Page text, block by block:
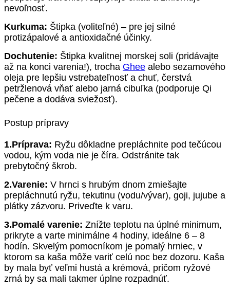
nevoľnosť.
Kurkuma: Štipka (voliteľné) – pre jej silné
protizápalové a antioxidačné účinky.
Dochutenie: Štipka kvalitnej morskej soli (pridávajte
až na konci varenia!), trocha Ghee alebo sezamového
oleja pre lepšiu vstrebateľnosť a chuť, čerstvá
petržlenová vňať alebo jarná cibuľka (podporuje Qi
pečene a dodáva sviežosť).
Postup prípravy
1.Príprava: Ryžu dôkladne prepláchnite pod tečúcou
vodou, kým voda nie je číra. Odstránite tak
prebytočný škrob.
2.Varenie: V hrnci s hrubým dnom zmiešajte
prepláchnutú ryžu, tekutinu (vodu/vývar), goji, jujube a
plátky zázvoru. Priveďte k varu.
3.Pomalé varenie: Znížte teplotu na úplné minimum,
prikryte a varte minimálne 4 hodiny, ideálne 6 – 8
hodín. Skvelým pomocníkom je pomalý hrniec, v
ktorom sa kaša môže variť celú noc bez dozoru. Kaša
by mala byť veľmi hustá a krémová, pričom ryžové
zrná by sa mali takmer úplne rozpadnúť.